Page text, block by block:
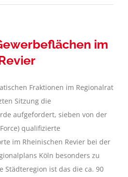
im
Fraktionen im Regionalrat
Sitzung die
aufgefordert, sieben von der
qualifizierte
im Rheinischen Revier bei der
Köln besonders zu
Städteregion ist das die ca. 90